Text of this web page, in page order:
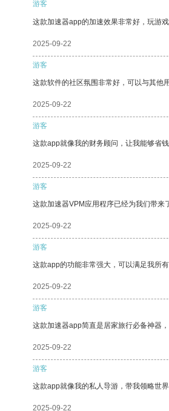
游客
这款加速器app的加速效果非常好，玩游
2025-09-22
游客
这款软件的社区氛围非常好，可以与其他
2025-09-22
游客
这款app就像我的财务顾问，让我能够省钱
2025-09-22
游客
这款加速器VPM应用程序已经为我们带来
2025-09-22
游客
这款app的功能非常强大，可以满足我所
2025-09-22
游客
这款加速器app简直是居家旅行必备神器
2025-09-22
游客
这款app就像我的私人导游，带我领略世界
2025-09-22